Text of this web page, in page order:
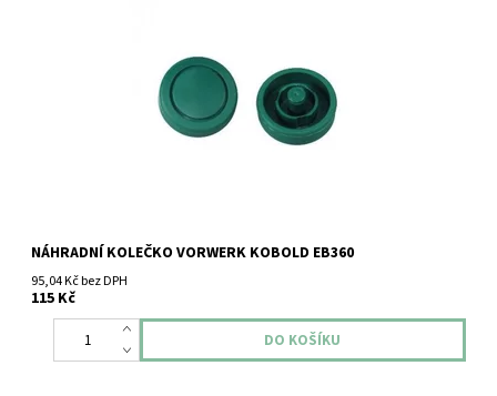
NÁHRADNÍ KOLEČKO VORWERK KOBOLD EB360
95,04 Kč bez DPH
115 Kč